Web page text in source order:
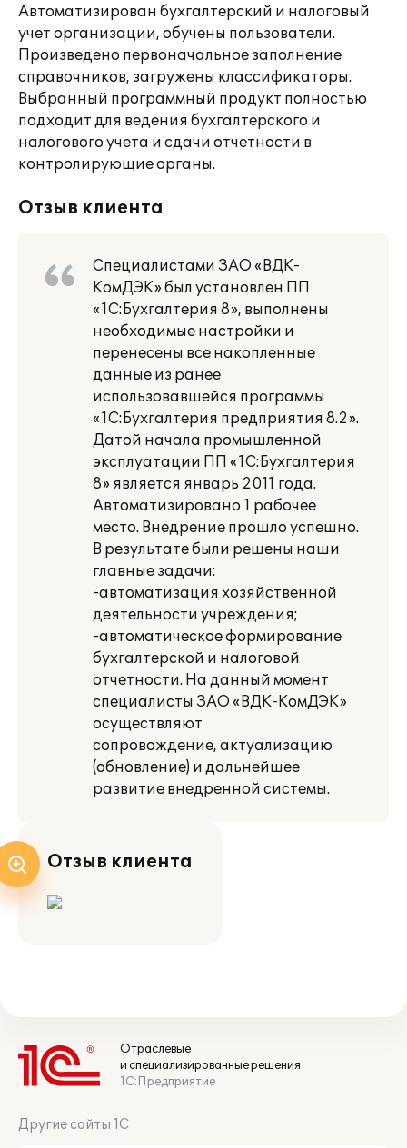
Автоматизирован бухгалтерский и налоговый
учет организации, обучены пользователи.
Произведено первоначальное заполнение
справочников, загружены классификаторы.
Выбранный программный продукт полностью
подходит для ведения бухгалтерского и
налогового учета и сдачи отчетности в
контролирующие органы.
Отзыв клиента
Специалистами ЗАО «ВДК-
КомДЭК» был установлен ПП
«1С:Бухгалтерия 8», выполнены
необходимые настройки и
перенесены все накопленные
данные из ранее
использовавшейся программы
«1С:Бухгалтерия предприятия 8.2».
Датой начала промышленной
эксплуатации ПП «1С:Бухгалтерия
8» является январь 2011 года.
Автоматизировано 1 рабочее
место. Внедрение прошло успешно.
В результате были решены наши
главные задачи:
-автоматизация хозяйственной
деятельности учреждения;
-автоматическое формирование
бухгалтерской и налоговой
отчетности. На данный момент
специалисты ЗАО «ВДК-КомДЭК»
осуществляют
сопровождение, актуализацию
(обновление) и дальнейшее
развитие внедренной системы.
Отзыв клиента
Отраслевые
и специализированные решения
1С:Предприятие
Другие сайты 1С